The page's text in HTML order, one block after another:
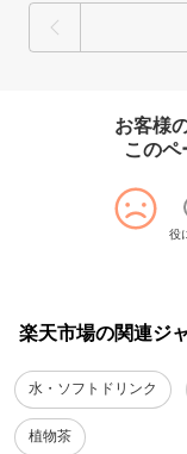
お客様
このペ
役
楽天市場の関連ジ
水・ソフトドリンク
植物茶